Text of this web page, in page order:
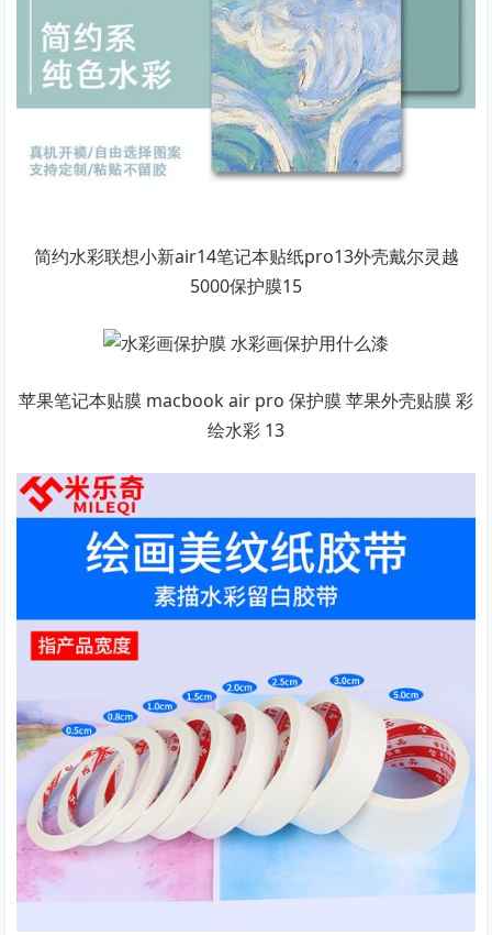
简约水彩联想小新air14笔记本贴纸pro13外壳戴尔灵越
5000保护膜15
苹果笔记本贴膜 macbook air pro 保护膜 苹果外壳贴膜 彩
绘水彩 13